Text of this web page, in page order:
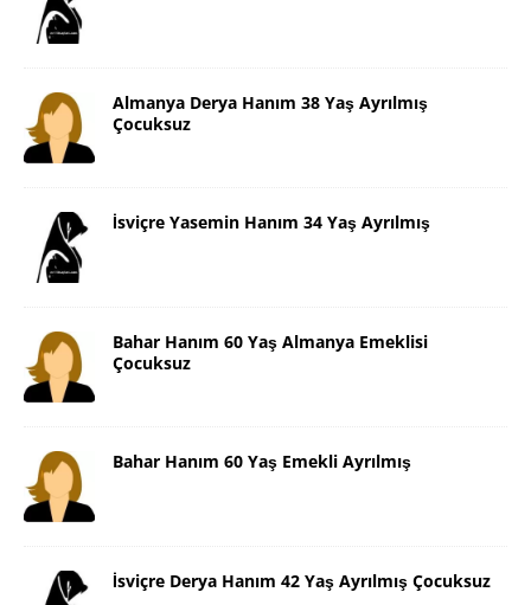
Almanya Derya Hanım 38 Yaş Ayrılmış
Çocuksuz
İsviçre Yasemin Hanım 34 Yaş Ayrılmış
Bahar Hanım 60 Yaş Almanya Emeklisi
Çocuksuz
Bahar Hanım 60 Yaş Emekli Ayrılmış
İsviçre Derya Hanım 42 Yaş Ayrılmış Çocuksuz